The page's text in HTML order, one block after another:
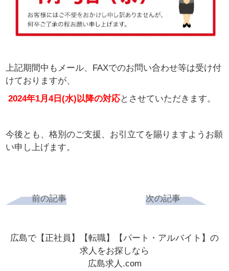
上記期間中もメール、FAXでのお問い合わせ等は受け付
けておりますが、
2024年1月4日(水)以降の対応とさせていただきます。
今後とも、格別のご支援、お引立てを賜りますようお願
い申し上げます。
前の記事 次の記事
広島で【正社員】【転職】【パート・アルバイト】の
求人をお探しなら
広島求人.com